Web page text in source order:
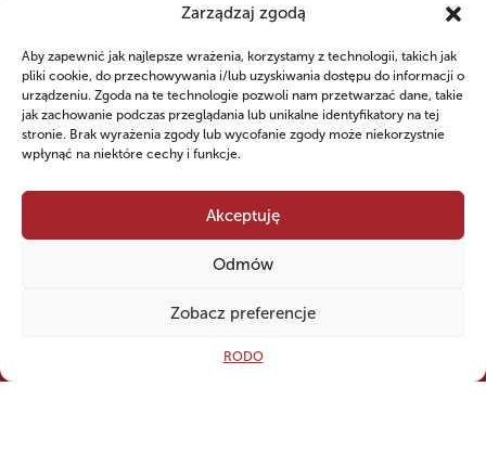
Zarządzaj zgodą
Aby zapewnić jak najlepsze wrażenia, korzystamy z technologii, takich jak
pliki cookie, do przechowywania i/lub uzyskiwania dostępu do informacji o
urządzeniu. Zgoda na te technologie pozwoli nam przetwarzać dane, takie
jak zachowanie podczas przeglądania lub unikalne identyfikatory na tej
stronie. Brak wyrażenia zgody lub wycofanie zgody może niekorzystnie
wpłynąć na niektóre cechy i funkcje.
Akceptuję
Odmów
Zobacz preferencje
RODO
Twoje wsparcie, nasza
siła!
Numer konta do darowizn na rzecz Hufca ZHP
Kwidzyn
79 ‍1240 ‍5400 ‍1111 ‍0010 ‍6256